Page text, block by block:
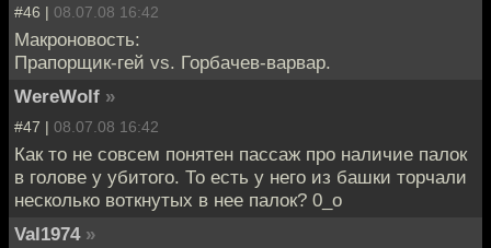
#46 | 08.07.08 16:42
Макроновость:
Прапорщик-гей vs. Горбачев-варвар.
WereWolf »
#47 | 08.07.08 16:42
Как то не совсем понятен пассаж про наличие палок
в голове у убитого. То есть у него из башки торчали
несколько воткнутых в нее палок? 0_о
Val1974 »